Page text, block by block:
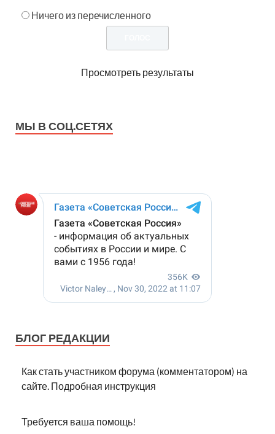
Ничего из перечисленного
Просмотреть результаты
МЫ В СОЦ.СЕТЯХ
БЛОГ РЕДАКЦИИ
Как стать участником форума (комментатором) на
сайте. Подробная инструкция
Требуется ваша помощь!